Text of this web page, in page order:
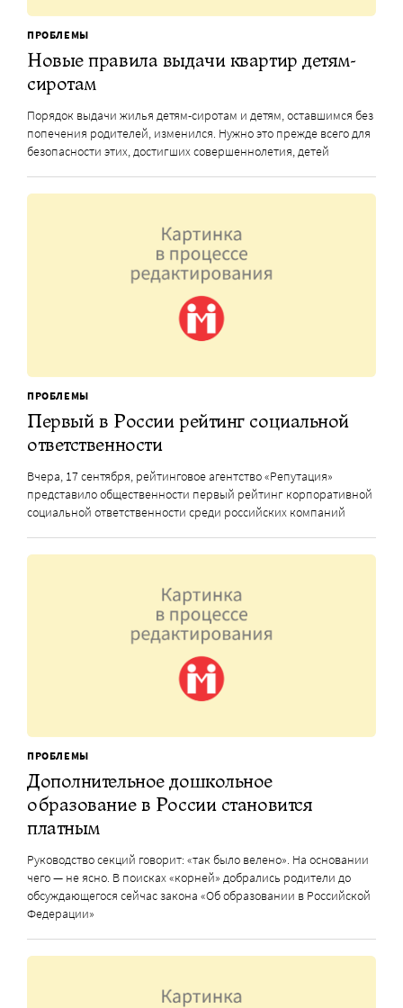
ПРОБЛЕМЫ
Новые правила выдачи квартир детям-
сиротам
Порядок выдачи жилья детям-сиротам и детям, оставшимся без
попечения родителей, изменился. Нужно это прежде всего для
безопасности этих, достигших совершеннолетия, детей
ПРОБЛЕМЫ
Первый в России рейтинг социальной
ответственности
Вчера, 17 сентября, рейтинговое агентство «Репутация»
представило общественности первый рейтинг корпоративной
социальной ответственности среди российских компаний
ПРОБЛЕМЫ
Дополнительное дошкольное
образование в России становится
платным
Руководство секций говорит: «так было велено». На основании
чего — не ясно. В поисках «корней» добрались родители до
обсуждающегося сейчас закона «Об образовании в Российской
Федерации»